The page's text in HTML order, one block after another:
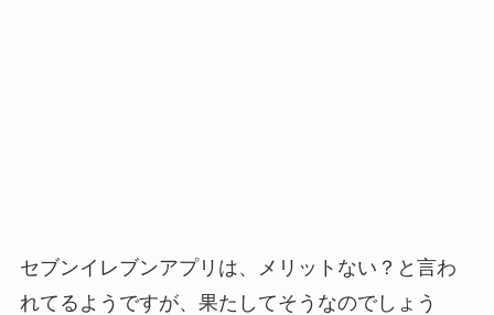
セブンイレブンアプリは、メリットない？と言わ
れてるようですが、果たしてそうなのでしょう